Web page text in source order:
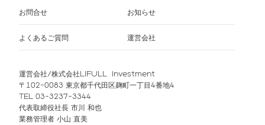
お問合せ お知らせ
よくあるご質問 運営会社
運営会社/株式会社LIFULL Investment
〒102-0083 東京都千代田区麹町一丁目4番地4
TEL 03-3237-3344
代表取締役社長 市川 和也
業務管理者 小山 直美